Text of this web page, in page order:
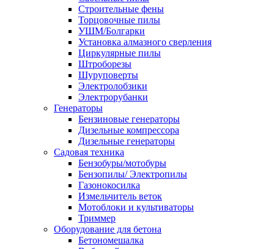
Строительные фены
Торцовочные пилы
УШМ/Болгарки
Установка алмазного сверления
Циркулярные пилы
Штроборезы
Шуруповерты
Электролобзики
Электрорубанки
Генераторы
Бензиновые генераторы
Дизельные компрессора
Дизельные генераторы
Садовая техника
Бензобуры/мотобуры
Бензопилы/ Электропилы
Газонокосилка
Измельчитель веток
Мотоблоки и культиваторы
Триммер
Оборудование для бетона
Бетономешалка